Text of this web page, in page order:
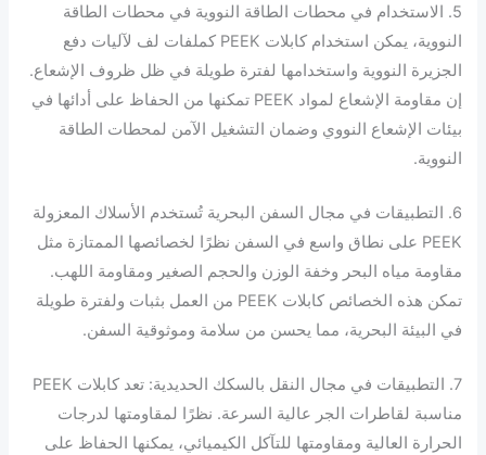
5. الاستخدام في محطات الطاقة النووية في محطات الطاقة
النووية، يمكن استخدام كابلات PEEK كملفات لف لآليات دفع
الجزيرة النووية واستخدامها لفترة طويلة في ظل ظروف الإشعاع.
إن مقاومة الإشعاع لمواد PEEK تمكنها من الحفاظ على أدائها في
بيئات الإشعاع النووي وضمان التشغيل الآمن لمحطات الطاقة
النووية.
6. التطبيقات في مجال السفن البحرية تُستخدم الأسلاك المعزولة
PEEK على نطاق واسع في السفن نظرًا لخصائصها الممتازة مثل
مقاومة مياه البحر وخفة الوزن والحجم الصغير ومقاومة اللهب.
تمكن هذه الخصائص كابلات PEEK من العمل بثبات ولفترة طويلة
في البيئة البحرية، مما يحسن من سلامة وموثوقية السفن.
7. التطبيقات في مجال النقل بالسكك الحديدية: تعد كابلات PEEK
مناسبة لقاطرات الجر عالية السرعة. نظرًا لمقاومتها لدرجات
الحرارة العالية ومقاومتها للتآكل الكيميائي، يمكنها الحفاظ على